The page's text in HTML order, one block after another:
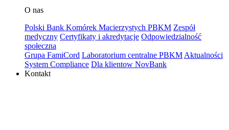
O nas
Polski Bank Komórek Macierzystych PBKM Zespół
medyczny Certyfikaty i akredytacje Odpowiedzialność
społeczna
Grupa FamiCord Laboratorium centralne PBKM Aktualności
System Compliance Dla klientow NovBank
Kontakt